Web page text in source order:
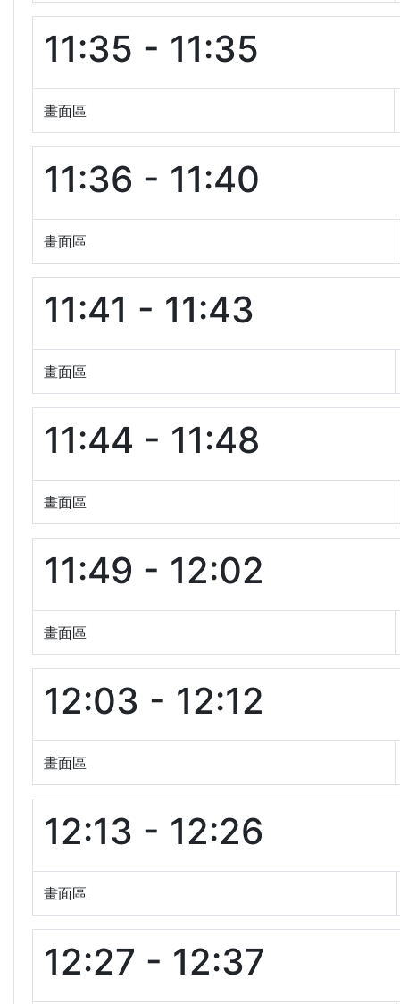
11:35 - 11:35
畫面區
11:36 - 11:40
畫面區
11:41 - 11:43
畫面區
11:44 - 11:48
畫面區
11:49 - 12:02
畫面區
12:03 - 12:12
畫面區
12:13 - 12:26
畫面區
12:27 - 12:37